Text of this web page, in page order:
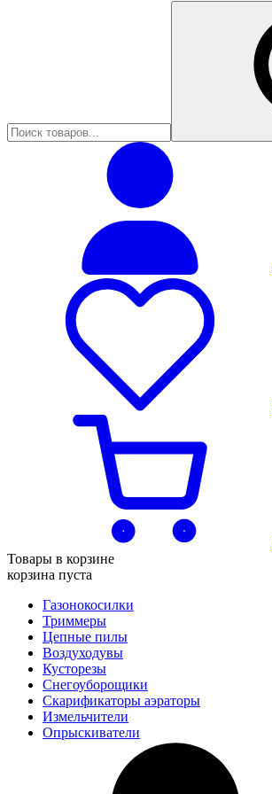
Товары в корзине
корзина пуста
Газонокосилки
Триммеры
Цепные пилы
Воздуходувы
Кусторезы
Снегоуборощики
Скарификаторы аэраторы
Измельчители
Опрыскиватели